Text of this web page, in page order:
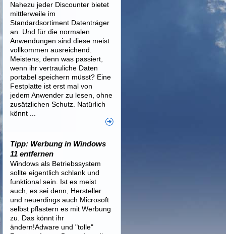
Nahezu jeder Discounter bietet
mittlerweile im
Standardsortiment Datenträger
an. Und für die normalen
Anwendungen sind diese meist
vollkommen ausreichend.
Meistens, denn was passiert,
wenn ihr vertrauliche Daten
portabel speichern müsst? Eine
Festplatte ist erst mal von
jedem Anwender zu lesen, ohne
zusätzlichen Schutz. Natürlich
könnt ...
Tipp: Werbung in Windows
11 entfernen
Windows als Betriebssystem
sollte eigentlich schlank und
funktional sein. Ist es meist
auch, es sei denn, Hersteller
und neuerdings auch Microsoft
selbst pflastern es mit Werbung
zu. Das könnt ihr
ändern!Adware und "tolle"